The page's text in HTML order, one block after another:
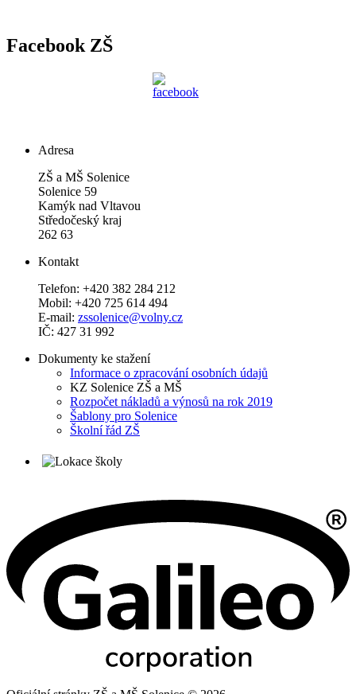
Facebook ZŠ
Adresa
ZŠ a MŠ Solenice
Solenice 59
Kamýk nad Vltavou
Středočeský kraj
262 63
Kontakt
Telefon: +420 382 284 212
Mobil: +420 725 614 494
E-mail: zssolenice@volny.cz
IČ: 427 31 992
Dokumenty ke stažení
Informace o zpracování osobních údajů
KZ Solenice ZŠ a MŠ
Rozpočet nákladů a výnosů na rok 2019
Šablony pro Solenice
Školní řád ZŠ